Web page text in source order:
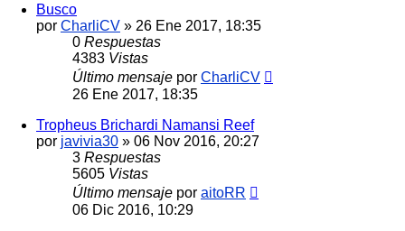
Busco
por CharliCV » 26 Ene 2017, 18:35
0 Respuestas
4383 Vistas
Último mensaje por CharliCV
26 Ene 2017, 18:35
Tropheus Brichardi Namansi Reef
por javivia30 » 06 Nov 2016, 20:27
3 Respuestas
5605 Vistas
Último mensaje por aitoRR
06 Dic 2016, 10:29